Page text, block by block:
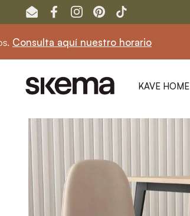
Ir al contenido
EmailFacebookInstagram
PinterestTikTok
aquí nuestro horario
KAVE HOME